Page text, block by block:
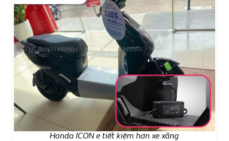
Honda ICON e tiết kiệm hơn xe xăng